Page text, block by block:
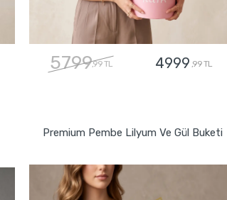
5799,99 TL 4999 ,99 TL
Premium Pembe Lilyum Ve Gül Buketi